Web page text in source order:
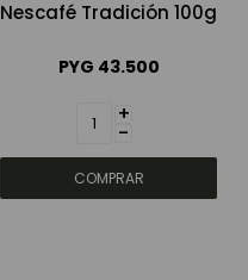
Nescafé Tradición 100g
PYG 43.500
+
-